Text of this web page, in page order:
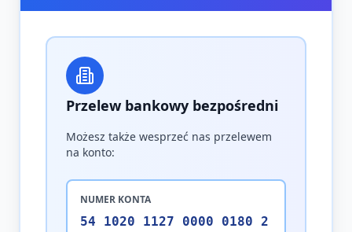
Przelew bankowy bezpośredni
Możesz także wesprzeć nas przelewem
na konto:
NUMER KONTA
54 1020 1127 0000 0180 2